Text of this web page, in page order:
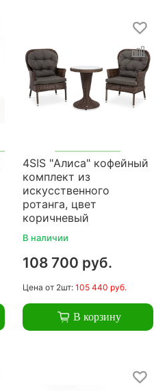
4SIS "Алиса" кофейный
комплект из
искусственного
ротанга, цвет
коричневый
В наличии
108 700 руб.
Цена от 2шт: 105 440 руб.
В корзину